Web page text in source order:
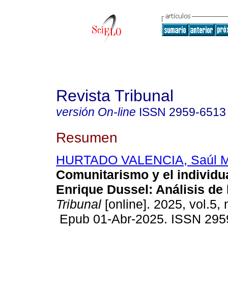
Revista Tribunal
versión On-line ISSN 2959-6513
Resumen
HURTADO VALENCIA, Saúl
Comunitarismo y el
Enrique Dussel: Análisis de
Tribunal [online]. 2025, vol.5,
Epub 01-Abr-2025. ISSN